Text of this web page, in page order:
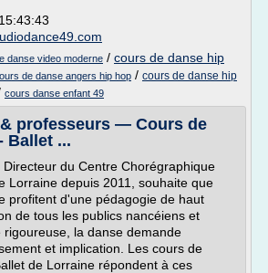
danse video moderne / cours de danse hip
de danse angers hip hop / cours de danse hip
cours danse enfant 49
professeurs — Cours de
Ballet ...
Directeur du Centre Chorégraphique
Lorraine depuis 2011, souhaite que
profitent d'une pédagogie de haut
de tous les publics nancéiens et
rigoureuse, la danse demande
et implication. Les cours de
de Lorraine répondent à ces